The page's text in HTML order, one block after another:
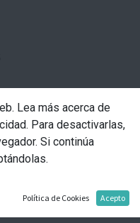
Lea más acerca de
. Para desactivarlas,
Si continúa
Política de Cookies Acepto